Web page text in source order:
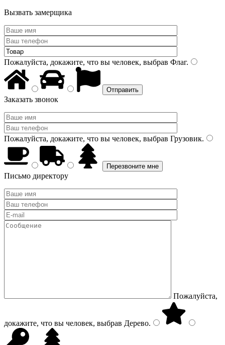
Вызвать замерщика
Пожалуйста, докажите, что вы человек, выбрав Флаг.
Заказать звонок
Пожалуйста, докажите, что вы человек, выбрав Грузовик.
Письмо директору
Пожалуйста,
докажите, что вы человек, выбрав Дерево.